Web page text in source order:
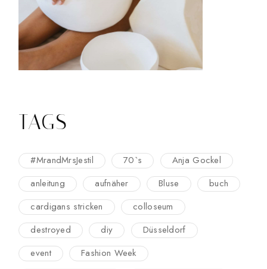
TAGS
#MrandMrsJestil 70`s
Anja Gockel
anleitung
aufnäher Bluse
buch
cardigans stricken
colloseum
destroyed
diy
Düsseldorf
event
Fashion Week